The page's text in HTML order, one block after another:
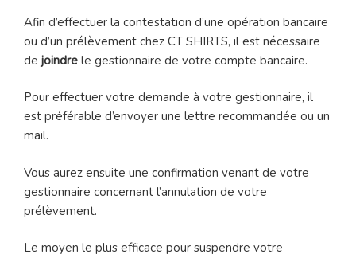
Afin d’effectuer la contestation d’une opération bancaire
ou d’un prélèvement chez CT SHIRTS, il est nécessaire
de joindre le gestionnaire de votre compte bancaire.
Pour effectuer votre demande à votre gestionnaire, il
est préférable d’envoyer une lettre recommandée ou un
mail.
Vous aurez ensuite une confirmation venant de votre
gestionnaire concernant l’annulation de votre
prélèvement.
Le moyen le plus efficace pour suspendre votre